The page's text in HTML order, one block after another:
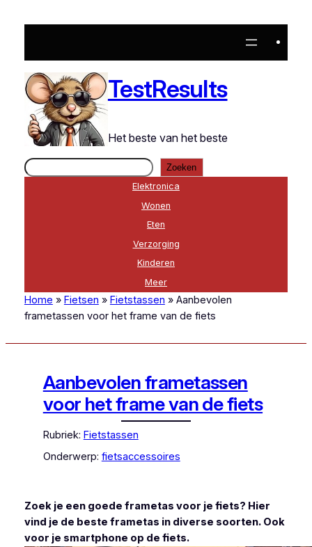
naar
inhoud
TestResults
Het beste van het beste
Zoeken
Zoeken
Elektronica
Wonen
Eten
Verzorging
Kinderen
Meer
Home » Fietsen » Fietstassen »Aanbevolen
frametassen voor het frame van de fiets
Aanbevolen frametassen
voor het frame van de fiets
Rubriek: Fietstassen
Onderwerp: fietsaccessoires
Zoek je een goede frametas voor je fiets? Hier
vind je de beste frametas in diverse soorten. Ook
voor je smartphone op de fiets.